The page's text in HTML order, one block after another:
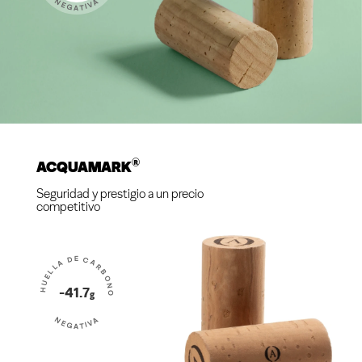
NEGATIVA
ACQUAMARK®
Seguridad y prestigio a un precio
competitivo
HUELLA DE CARBONO
-41.7g
NEGATIVA